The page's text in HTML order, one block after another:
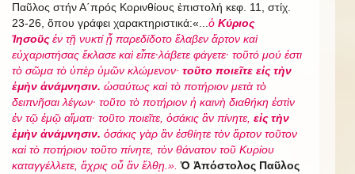
Παῦλος στήν Α΄πρός Κορινθίους ἐπιστολή κεφ. 11, στίχ.
23-26, ὅπου γράφει χαρακτηριστικά:«...ὁ Κύριος
Ἰησοῦςἐν τῇ νυκτί ᾗ παρεδίδοτο ἔλαβεν ἄρτον καὶ
εὐχαριστήσας ἔκλασε καὶ εἶπε·λάβετε φάγετε· τοῦτό μού ἐστι
τὸ σῶμα τὸ ὑπὲρ ὑμῶν κλώμενον· τοῦτο ποιεῖτε εἰς τὴν
ἐμὴν ἀνάμνησιν. ὡσαύτως καὶ τὸ ποτήριον μετὰ τὸ
δειπνῆσαι λέγων· τοῦτο τὸ ποτήριον ἡ καινὴ διαθήκη ἐστὶν
ἐν τῷ ἐμῷ αἵματι· τοῦτο ποιεῖτε, ὁσάκις ἂν πίνητε, εἰς τὴν
ἐμὴν ἀνάμνησιν. ὁσάκις γὰρ ἂν ἐσθίητε τὸν ἄρτον τοῦτον
καὶ τὸ ποτήριον τοῦτο πίνητε, τὸν θάνατον τοῦ Κυρίου
καταγγέλλετε, ἄχρις οὗ ἂν ἔλθῃ.».Ὁ Ἀπόστολος Παῦλος